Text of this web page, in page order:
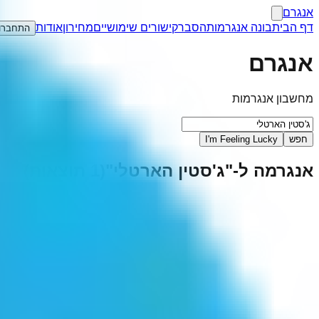
אנגרם
דף הביתבונה אנגרמותהסברקישורים שימושייםמחירוןאודות
אנגרם
מחשבון אנגרמות
חפש I'm Feeling Lucky
אנגרמה ל-"ג'סטין הארטלי